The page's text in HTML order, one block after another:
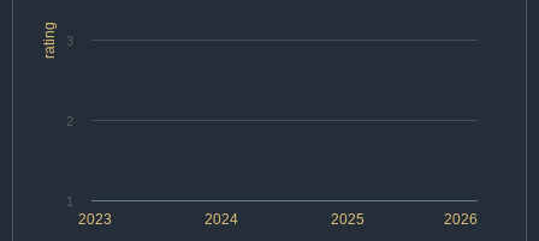
rating
2024 2026
2023 2025
1
2
3